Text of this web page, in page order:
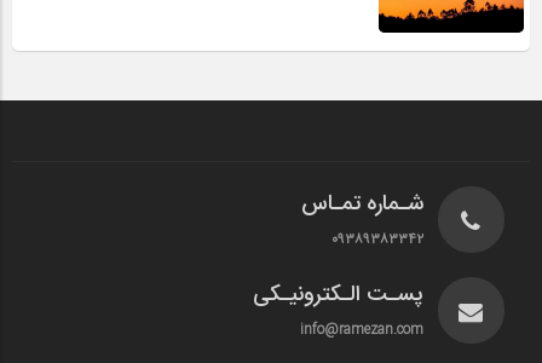
شـماره تمـاس
۰۹۳۸۹۳۸۳۳۴۲
پسـت الـکترونیـکی
info@ramezan.com